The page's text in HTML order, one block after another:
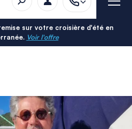
sur votre croisière d'été en
Voir l'offre